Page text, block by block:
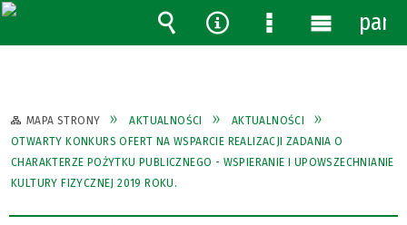
MAPA STRONY AKTUALNOŚCI
AKTUALNOŚCI
OTWARTY KONKURS OFERT NA WSPARCIE REALIZACJI ZADANIA O
CHARAKTERZE POŻYTKU PUBLICZNEGO - WSPIERANIE I UPOWSZECHNIANIE
KULTURY FIZYCZNEJ 2019 ROKU.
Wyszukiwarka
Narzędzia
MenuMenu